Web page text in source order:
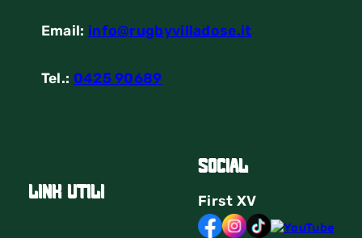
Email: info@rugbyvilladose.it
Tel.: 0425 90689
link utili
Social
First XV